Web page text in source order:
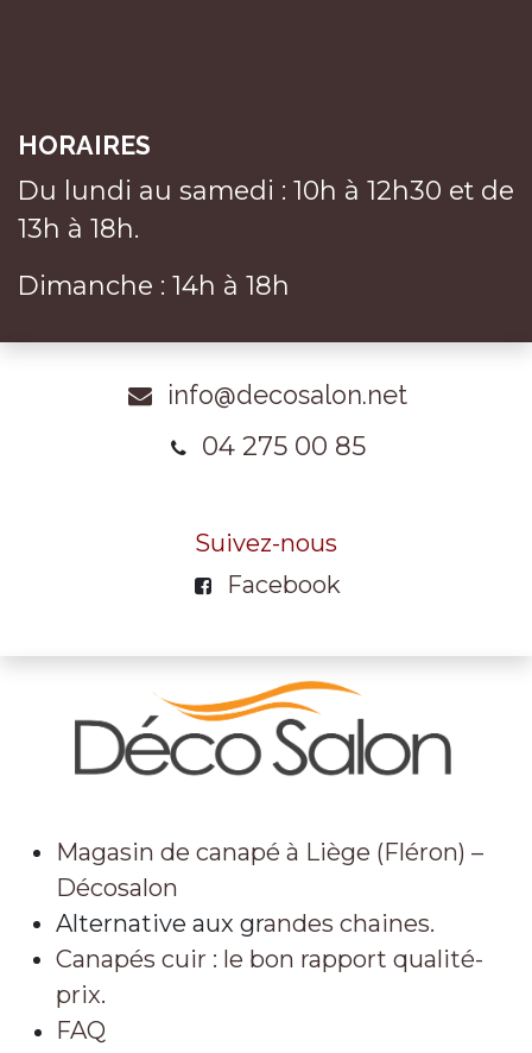
HORAIRES
Du lundi au samedi : 10h à 12h30 et de
13h à 18h.
Dimanche : 14h à 18h
info@decosalon.net
04 275 00 85
Suivez-nous
Facebook
Magasin de canapé à Liège (Fléron) –
Décosalon
Alternative aux grandes chaines.
Canapés cuir : le bon rapport qualité-
prix.
FAQ